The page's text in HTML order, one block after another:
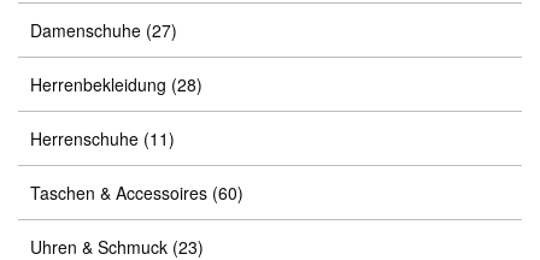
Damenschuhe (27)
Herrenbekleidung (28)
Herrenschuhe (11)
Taschen & Accessoires (60)
Uhren & Schmuck (23)